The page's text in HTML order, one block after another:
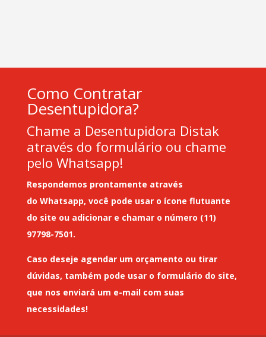
Como Contratar
Desentupidora?
Chame a Desentupidora Distak
através do formulário ou chame
pelo Whatsapp!
Respondemos prontamente através
do Whatsapp, você pode usar o ícone flutuante
do site ou adicionar e chamar o número (11)
97798-7501.
Caso deseje agendar um orçamento ou tirar
dúvidas, também pode usar o formulário do site,
que nos enviará um e-mailcom suas
necessidades!